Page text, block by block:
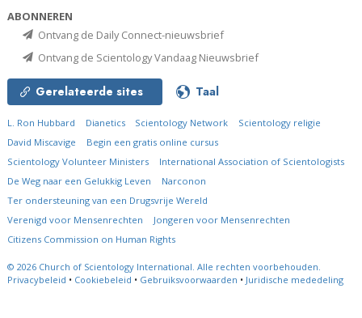
ABONNEREN
Ontvang de Daily Connect-nieuwsbrief
Ontvang de Scientology Vandaag Nieuwsbrief
Gerelateerde sites Taal
L. Ron Hubbard Dianetics Scientology Network
Scientology religie
David Miscavige
Begin een gratis online cursus
Scientology Volunteer Ministers
International Association of Scientologists
De Weg naar een Gelukkig Leven
Narconon
Ter ondersteuning van een Drugsvrije Wereld
Verenigd voor Mensenrechten
Jongeren voor Mensenrechten
Citizens Commission on Human Rights
© 2026 Church of Scientology International. Alle rechten voorbehouden.
Privacybeleid • Cookiebeleid • Gebruiksvoorwaarden • Juridische mededeling